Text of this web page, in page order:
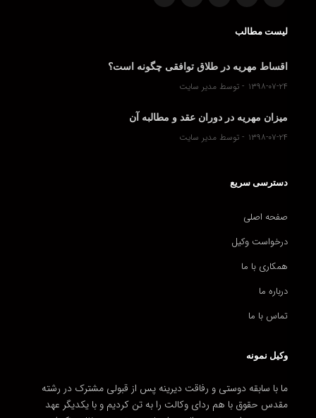
لیست مطالب
اقساط مهریه در طلاق توافقی چگونه است؟
۱۳۹۸-۰۷-۲۴ توسط مدیر سایت
میزان مهریه در دوران عقد و مطالبه آن
۱۳۹۸-۰۷-۲۴ توسط مدیر سایت
دسترسی سریع
صفحه اصلی
درخواست وکیل
همکاری با ما
درباره ما
تماس با ما
وکیل نمونه
ما با سابقه دوستی و رفاقت دیرینه پس از قبولی مشترک در رشته
مقدس حقوق با هم ردای وکالت را به تن کردیم و با یکدیگر عهد